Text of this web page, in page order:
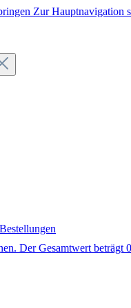
Zur Hauptnavigation
Bestellungen
Der Gesamtwert beträgt